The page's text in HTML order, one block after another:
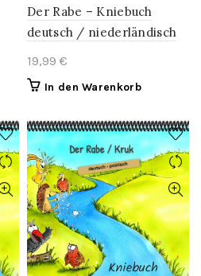
Der Rabe – Kniebuch
deutsch / niederländisch
19,99 €
In den Warenkorb